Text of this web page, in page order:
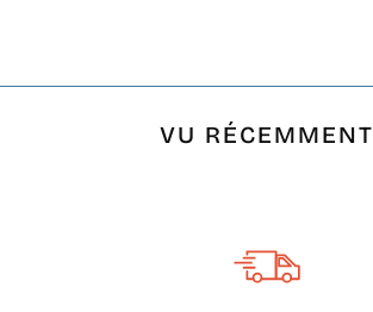
VU RÉCEMMENT